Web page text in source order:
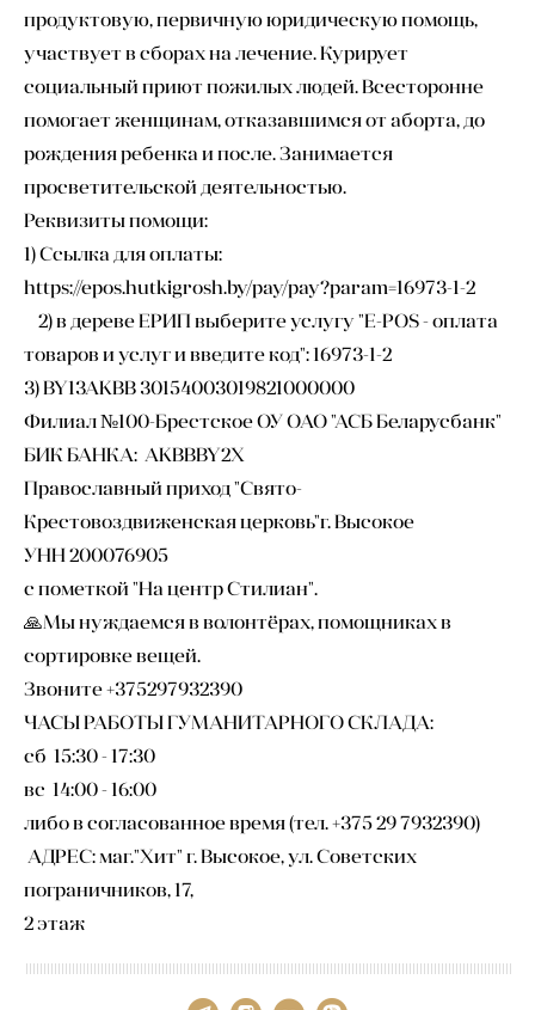
продуктовую, первичную юридическую помощь,
участвует в сборах на лечение. Курирует
социальный приют пожилых людей. Всесторонне
помогает женщинам, отказавшимся от аборта, до
рождения ребенка и после. Занимается
просветительской деятельностью.
Реквизиты помощи:
1) Ссылка для оплаты:
https://epos.hutkigrosh.by/pay/pay?param=16973-1-2
2) в дереве ЕРИП выберите услугу "E-POS - оплата
товаров и услуг и введите код": 16973-1-2
3) BY13AKBB 30154003019821000000
Филиал №100-Брестское ОУ ОАО "АСБ Беларусбанк"
БИК БАНКА: AKBBBY2X
Православный приход "Свято-
Крестовоздвиженская церковь"г. Высокое
УНН 200076905
с пометкой "На центр Стилиан".
🙏Мы нуждаемся в волонтёрах, помощниках в
сортировке вещей.
Звоните +375297932390
ЧАСЫ РАБОТЫ ГУМАНИТАРНОГО СКЛАДА:
сб 15:30 - 17:30
вс 14:00 - 16:00
либо в согласованное время (тел. +375 29 7932390)
АДРЕС: маг."Хит" г. Высокое, ул. Советских
пограничников, 17,
2 этаж